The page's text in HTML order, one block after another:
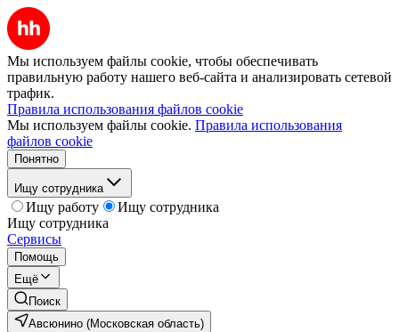
Мы используем файлы cookie, чтобы обеспечивать
правильную работу нашего веб-сайта и анализировать сетевой
трафик.
Правила использования файлов cookie
Мы используем файлы cookie. Правила использования
файлов cookie
Понятно
Ищу сотрудника
Ищу работу
Ищу сотрудника
Ищу сотрудника
Сервисы
Помощь
Ещё
Поиск
Авсюнино (Московская область)